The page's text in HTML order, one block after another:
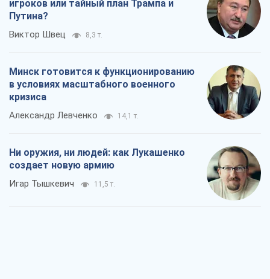
игроков или тайный план Трампа и
Путина?
Виктор Швец 8,3 т.
Минск готовится к функционированию
в условиях масштабного военного
кризиса
Александр Левченко 14,1 т.
Ни оружия, ни людей: как Лукашенко
создает новую армию
Игар Тышкевич 11,5 т.